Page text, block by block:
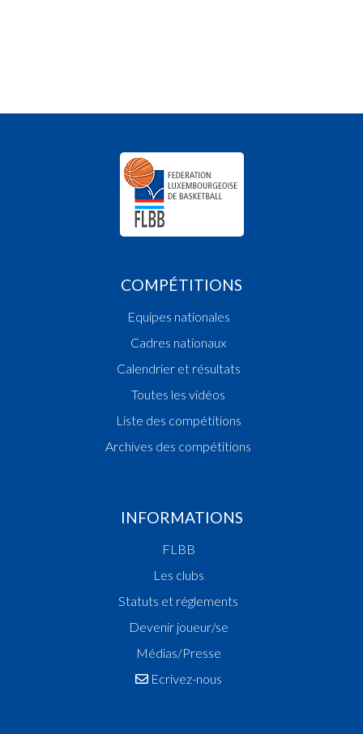
COMPÉTITIONS
Equipes nationales
Cadres nationaux
Calendrier et résultats
Toutes les vidéos
Liste des compétitions
Archives des compétitions
INFORMATIONS
FLBB
Les clubs
Statuts et réglements
Devenir joueur/se
Médias/Presse
Ecrivez-nous